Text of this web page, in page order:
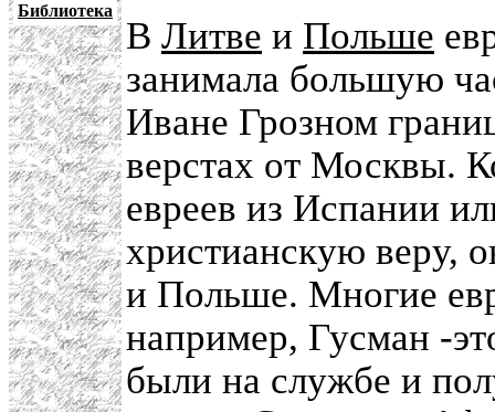
Библиотека
В Литве и Польше
занимала большую
Иване Грозном
верстах от Москвы.
евреев из Испании
христианскую веру,
и Польше. Многие
например, Гусман -
были на службе и